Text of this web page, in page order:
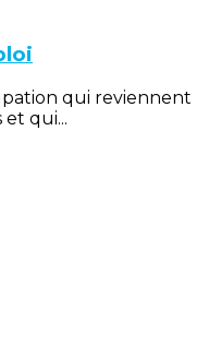
qui reviennent
qui...